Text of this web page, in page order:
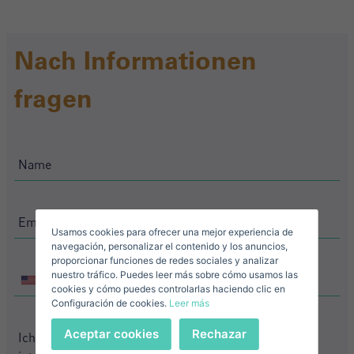
Nach Informationen
fragen
United
States
+1
Anmelden
Crear una cuenta
Nachname*
Email*
Telefonnummer*
United
+1
Verkaufen Sie Ihre Immobilie
United
States
+1
+1
Usamos cookies para ofrecer una mejor experiencia de
navegación, personalizar el contenido y los anuncios,
proporcionar funciones de redes sociales y analizar
nuestro tráfico. Puedes leer más sobre cómo usamos las
cookies y cómo puedes controlarlas haciendo clic en
Configuración de cookies. Leer más
Aceptar cookies Rechazar